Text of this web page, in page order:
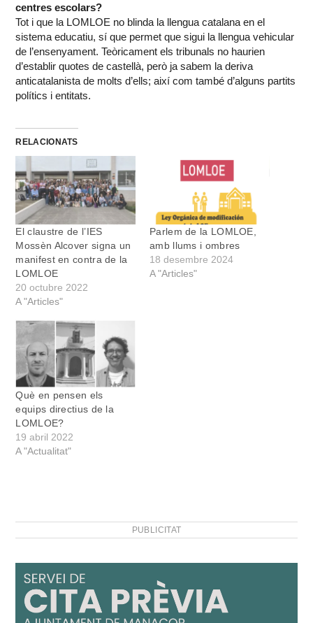
centres escolars?
Tot i que la LOMLOE no blinda la llengua catalana en el
sistema educatiu, sí que permet que sigui la llengua vehicular
de l’ensenyament. Teòricament els tribunals no haurien
d’establir quotes de castellà, però ja sabem la deriva
anticatalanista de molts d’ells; així com també d’alguns partits
polítics i entitats.
RELACIONATS
El claustre de l’IES
Mossèn Alcover signa un
manifest en contra de la
LOMLOE
20 octubre 2022
A "Articles"
Parlem de la LOMLOE,
amb llums i ombres
18 desembre 2024
A "Articles"
Què en pensen els
equips directius de la
LOMLOE?
19 abril 2022
A "Actualitat"
PUBLICITAT